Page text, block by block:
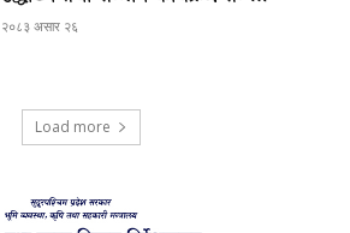
२०८३ असार २६
Load more